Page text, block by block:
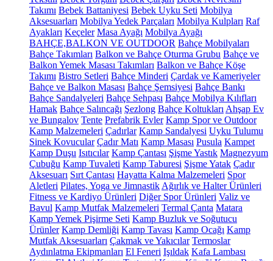
Takımı Bebek Battaniyesi Bebek Uyku Seti Mobilya
Aksesuarları Mobilya Yedek Parçaları Mobilya Kulpları Raf
Ayakları Keçeler Masa Ayağı Mobilya Ayağı
BAHÇE,BALKON VE OUTDOOR Bahçe Mobilyaları
Bahçe Takımları Balkon ve Bahçe Oturma Grubu Bahçe ve
Balkon Yemek Masası Takımları Balkon ve Bahçe Köşe
Takımı Bistro Setleri Bahçe Minderi Çardak ve Kameriyeler
Bahçe ve Balkon Masası Bahçe Şemsiyesi Bahçe Bankı
Bahçe Sandalyeleri Bahçe Sehpası Bahçe Mobilya Kılıfları
Hamak Bahçe Salıncağı Şezlong Bahçe Koltukları Ahşap Ev
ve Bungalov Tente Prefabrik Evler Kamp Spor ve Outdoor
Kamp Malzemeleri Çadırlar Kamp Sandalyesi Uyku Tulumu
Sinek Kovucular Çadır Matı Kamp Masası Pusula Kampet
Kamp Duşu Isıtıcılar Kamp Çantası Şişme Yastık Magnezyum
Çubuğu Kamp Tuvaleti Kamp Taburesi Şişme Yatak Çadır
Aksesuarı Sırt Çantası Hayatta Kalma Malzemeleri Spor
Aletleri Pilates, Yoga ve Jimnastik Ağırlık ve Halter Ürünleri
Fitness ve Kardiyo Ürünleri Diğer Spor Ürünleri Valiz ve
Bavul Kamp Mutfak Malzemeleri Termal Çanta Matara
Kamp Yemek Pişirme Seti Kamp Buzluk ve Soğutucu
Ürünler Kamp Demliği Kamp Tavası Kamp Ocağı Kamp
Mutfak Aksesuarları Çakmak ve Yakıcılar Termoslar
Aydınlatma Ekipmanları El Feneri Işıldak Kafa Lambası